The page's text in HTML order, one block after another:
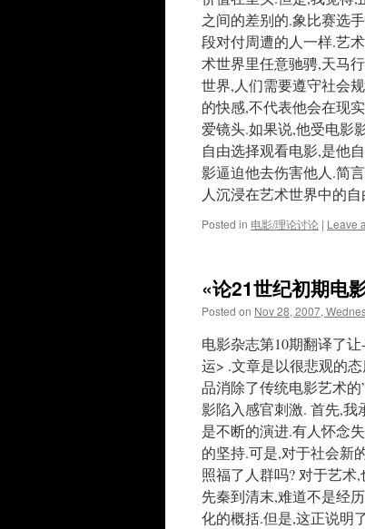
之间的差别的.象比赛选
段对付周遭的人一样.艺
术世界里任意驰骋,天马
世界,人们需要遵守社会
的快感,不代表他会在现
爱镜头.如果说,他受电影
自由选择观看电影,是他
影逼迫他去伤害他人.简
人沉浸在艺术世界中的自
Posted in 电影/理论讨论 | Leave
«论21世纪初期电
Posted on Nov 28, 2007,
电影杂志第10期翻译了让
运> .文章是以很悲观的
品消除了传统电影艺术
影陷入感官刺激. 首先,
是不断的演进.有人怀念
的坚持.可是,对于社会新
照福了人群吗? 对于艺
先秦到清末,难道不是经
化的概括.但是,这正说明